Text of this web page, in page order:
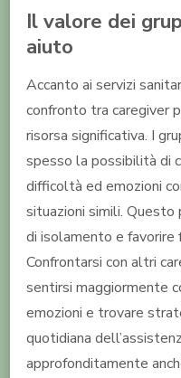
Il valore dei
aiuto
Accanto ai servizi
confronto tra caregiver
risorsa significativa. I
spesso la possibilità di
difficoltà ed emozioni
situazioni simili. Questo
di isolamento e favorire
Confrontarsi con altri
sentirsi maggiormente
emozioni e trovare
quotidiana
approfonditamente